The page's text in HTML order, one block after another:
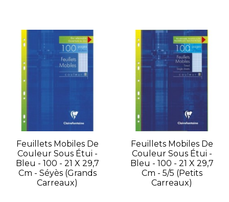
Feuillets Mobiles De
Couleur Sous Étui -
Bleu - 100 - 21 X 29,7
Cm - Séyès (grands
Carreaux)
Feuillets Mobiles De
Couleur Sous Étui -
Bleu - 100 - 21 X 29,7
Cm - 5/5 (petits
Carreaux)